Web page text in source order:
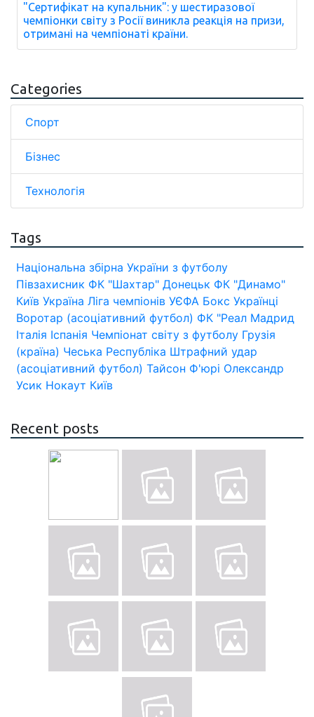
"Сертифікат на купальник": у шестиразової
чемпіонки світу з Росії виникла реакція на призи,
отримані на чемпіонаті країни.
Categories
Спорт
Бізнес
Технологія
Tags
Національна збірна України з футболу
Півзахисник ФК "Шахтар" Донецьк ФК "Динамо"
Київ Україна Ліга чемпіонів УЄФА Бокс Українці
Воротар (асоціативний футбол) ФК "Реал Мадрид
Італія Іспанія Чемпіонат світу з футболу Грузія
(країна) Чеська Республіка Штрафний удар
(асоціативний футбол) Тайсон Ф'юрі Олександр
Усик Нокаут Київ
Recent posts